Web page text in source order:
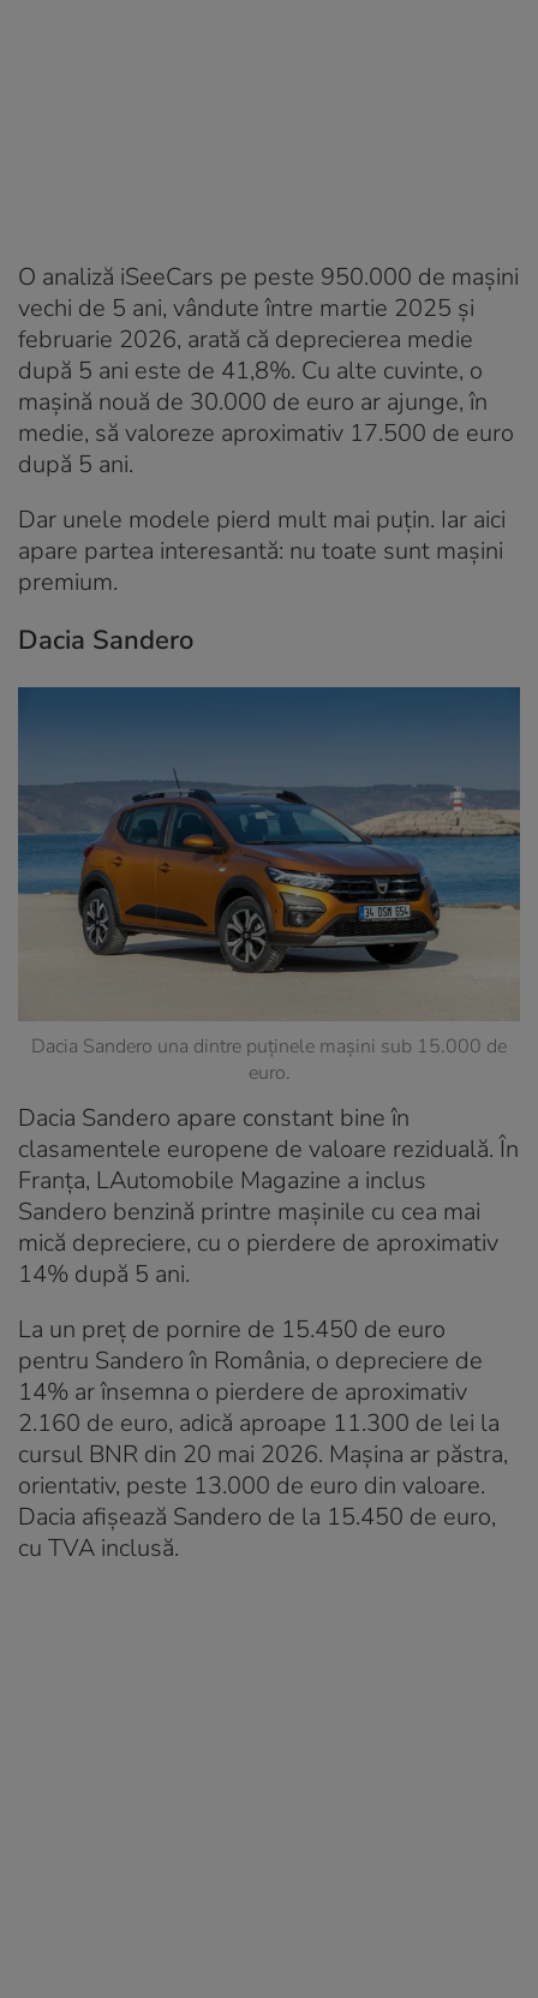
O analiză iSeeCars pe peste 950.000 de mașini
vechi de 5 ani, vândute între martie 2025 și
februarie 2026, arată că deprecierea medie
după 5 ani este de 41,8%. Cu alte cuvinte, o
mașină nouă de 30.000 de euro ar ajunge, în
medie, să valoreze aproximativ 17.500 de euro
după 5 ani.
Dar unele modele pierd mult mai puțin. Iar aici
apare partea interesantă: nu toate sunt mașini
premium.
Dacia Sandero
Dacia Sandero una dintre puținele mașini sub 15.000 de
euro.
Dacia Sandero apare constant bine în
clasamentele europene de valoare reziduală. În
Franța, LAutomobile Magazine a inclus
Sandero benzină printre mașinile cu cea mai
mică depreciere, cu o pierdere de aproximativ
14% după 5 ani.
La un preț de pornire de 15.450 de euro
pentru Sandero în România, o depreciere de
14% ar însemna o pierdere de aproximativ
2.160 de euro, adică aproape 11.300 de lei la
cursul BNR din 20 mai 2026. Mașina ar păstra,
orientativ, peste 13.000 de euro din valoare.
Dacia afișează Sandero de la 15.450 de euro,
cu TVA inclusă.